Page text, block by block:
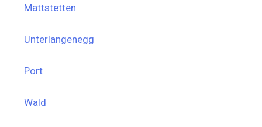
Mattstetten
Unterlangenegg
Port
Wald